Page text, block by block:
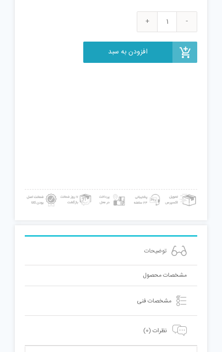
بازی
کد
افزودن به سبد
توضیحات
مشخصات محصول
مشخصات فنی
نظرات (0)